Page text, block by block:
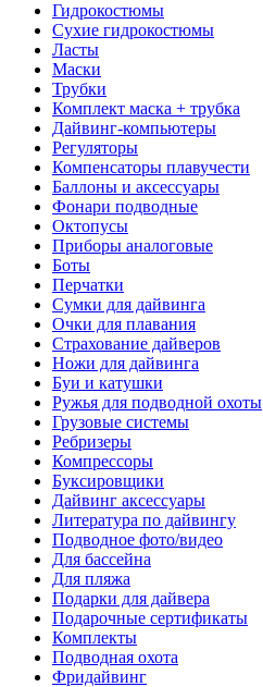
Гидрокостюмы
Сухие гидрокостюмы
Ласты
Маски
Трубки
Комплект маска + трубка
Дайвинг-компьютеры
Регуляторы
Компенсаторы плавучести
Баллоны и аксессуары
Фонари подводные
Октопусы
Приборы аналоговые
Боты
Перчатки
Сумки для дайвинга
Очки для плавания
Страхование дайверов
Ножи для дайвинга
Буи и катушки
Ружья для подводной охоты
Грузовые системы
Ребризеры
Компрессоры
Буксировщики
Дайвинг аксессуары
Литература по дайвингу
Подводное фото/видео
Для бассейна
Для пляжа
Подарки для дайвера
Подарочные сертификаты
Комплекты
Подводная охота
Фридайвинг